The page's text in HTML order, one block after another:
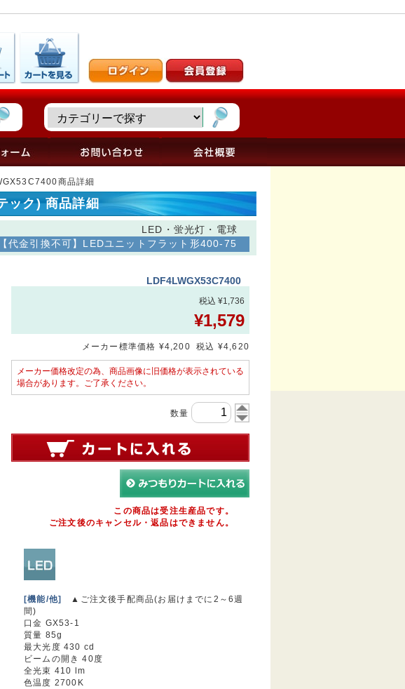
商品詳細
ック) 商品詳細
LED・蛍光灯・電球
【代金引換不可】LEDユニットフラット形400-75
LDF4LWGX53C7400
税込 ¥1,736
¥1,579
メーカー標準価格 ¥4,200 税込 ¥4,620
メーカー価格改定の為、商品画像に旧価格が表示されている
場合があります。ご了承ください。
数量
この商品は受注生産品です。
ご注文後のキャンセル・返品はできません。
[機能/他]
▲ご注文後手配商品(お届けまでに2～6週
間)
口金 GX53-1
質量 85g
最大光度 430 cd
ビームの開き 40度
全光束 410 lm
色温度 2700K